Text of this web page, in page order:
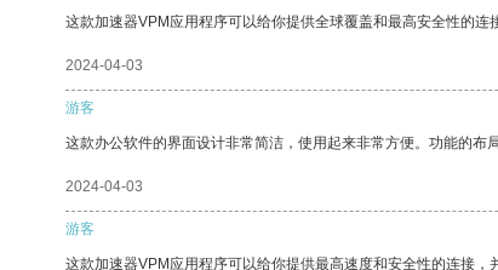
这款加速器VPM应用程序可以给你提供全球覆盖和最高安全性的连
2024-04-03
游客
这款办公软件的界面设计非常简洁，使用起来非常方便。功能的布
2024-04-03
游客
这款加速器VPM应用程序可以给你提供最高速度和安全性的连接，